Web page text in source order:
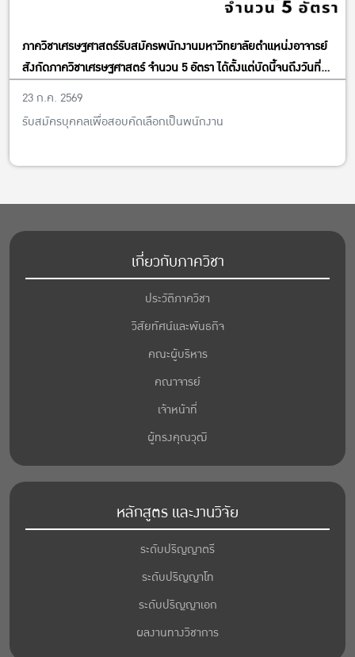
ภาควิชาเศรษฐศาสตร์รับสมัครพนักงานมหาวิทยาลัยตำแหน่งอาจารย์
สังกัดภาควิชาเศรษฐศาสตร์ จำนวน 5 อัตรา ได้ตั้งแต่บัดนี้จนถึงวันที่
13 พฤศจิกายน พ.ศ. 2569
23 ก.ค. 2569
รับสมัครบุคคลเพื่อสอบคัดเลือกเป็นพนักงาน
เกี่ยวกับภาควิชา
ประวัติภาควิชา
วิสัยทัศน์และพันธกิจ
คณะผู้บริหาร
คณาจารย์
เจ้าหน้าที่
ผู้ทรงคุณวุฒิ
หลักสูตร และงานวิจัย
ระดับปริญญาตรี
ระดับปริญญาโท
ระดับปริญญาเอก
ผลงานทางวิชาการ